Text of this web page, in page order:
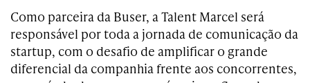
Como parceira da Buser, a Talent Marcel será
responsável por toda a jornada de comunicação da
startup, com o desafio de amplificar o grande
diferencial da companhia frente aos concorrentes,